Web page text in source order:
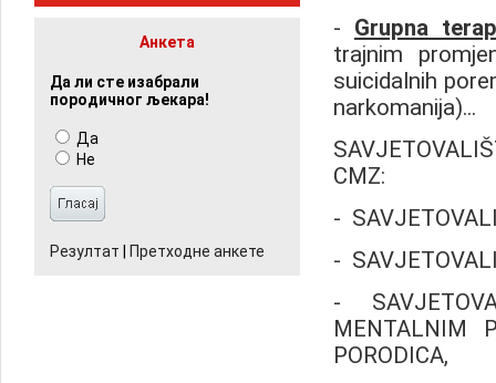
Анкета
Да ли сте изабрали
породичног љекара!
Да
Не
Резултат Претходне анкете
- Grupna
trajnim
suicidalnih
narkomanija)...
CMZ:
-
-
-
MENTALNIM
PORODICA,